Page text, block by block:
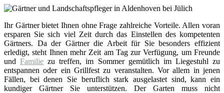
Ihr Gärtner bietet Ihnen ohne Frage zahlreiche Vorteile. Allen voran
ersparen Sie sich viel Zeit durch das Einstellen des kompetenten
Gärtners. Da der Gärtner die Arbeit für Sie besonders effizient
erledigt, steht Ihnen mehr Zeit am Tag zur Verfügung, um Freunde
undFamilie zu treffen, im Sommer gemütlich im Liegestuhl zu
entspannen oder ein Grillfest zu veranstalten. Vor allem in jenen
Fällen, bei denen Sie beruflich stark ausgelastet sind, kann ein
kundiger Gärtner Sie unterstützen. Der Garten muss nicht